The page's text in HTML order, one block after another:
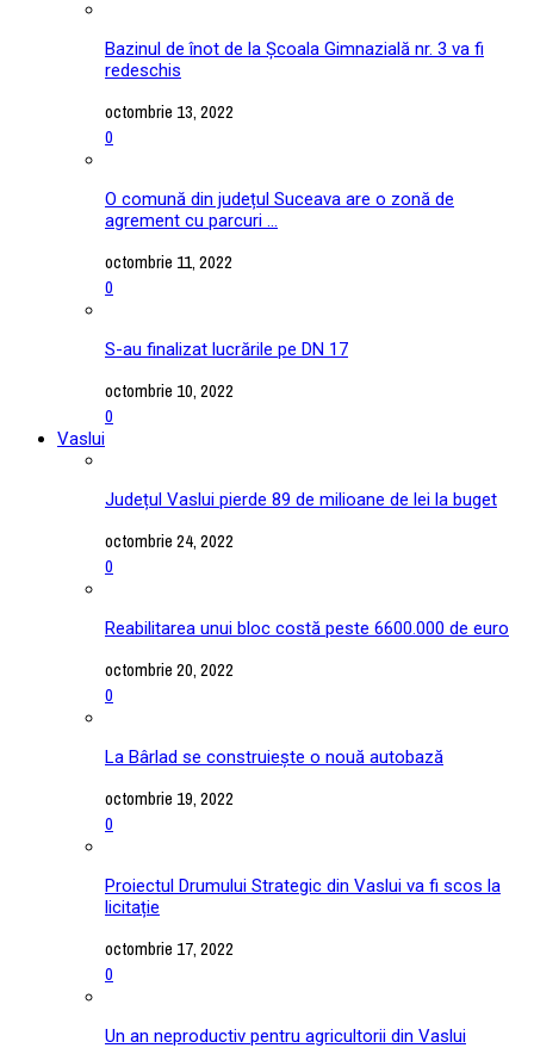
Bazinul de înot de la Școala Gimnazială nr. 3 va fi
redeschis
octombrie 13, 2022
0
O comună din județul Suceava are o zonă de
agrement cu parcuri ...
octombrie 11, 2022
0
S-au finalizat lucrările pe DN 17
octombrie 10, 2022
0
Vaslui
Județul Vaslui pierde 89 de milioane de lei la buget
octombrie 24, 2022
0
Reabilitarea unui bloc costă peste 6600.000 de euro
octombrie 20, 2022
0
La Bârlad se construiește o nouă autobază
octombrie 19, 2022
0
Proiectul Drumului Strategic din Vaslui va fi scos la
licitație
octombrie 17, 2022
0
Un an neproductiv pentru agricultorii din Vaslui